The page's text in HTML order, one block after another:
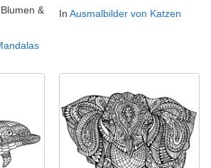
&
In Ausmalbilder von Katzen